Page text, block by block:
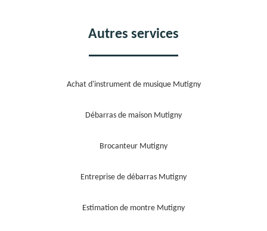
Autres services
Achat d'instrument de musique Mutigny
Débarras de maison Mutigny
Brocanteur Mutigny
Entreprise de débarras Mutigny
Estimation de montre Mutigny